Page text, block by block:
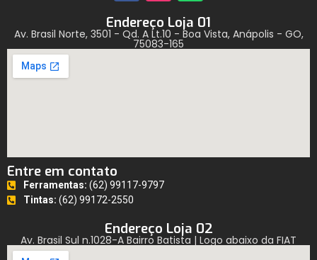
Endereço Loja 01
Av. Brasil Norte, 3501 - Qd. A Lt.10 - Boa Vista, Anápolis - GO,
75083-165
Entre em contato
Ferramentas: (62) 99117-9797
Tintas: (62) 99172-2550
Endereço Loja 02
Av. Brasil Sul n.1028-A Bairro Batista | Logo abaixo da FIAT